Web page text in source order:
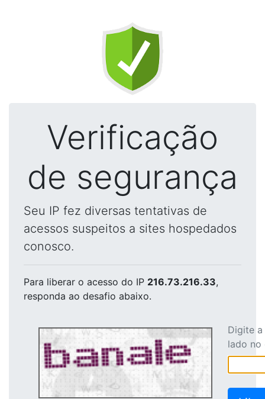
Verificação
de segurança
Seu IP fez diversas tentativas de
acessos suspeitos a sites hospedados
conosco.
Para liberar o acesso do IP 216.73.216.33,
responda ao desafio abaixo.
Digite
lado no